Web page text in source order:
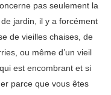
pas seulement la
jardin, il y a forcément
de vieilles chaises, de
ou même d’un vieil
est encombrant et si
parce que vous êtes